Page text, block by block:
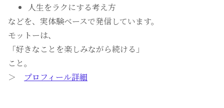
人生をラクにする考え方
などを、実体験ベースで発信しています。
モットーは、
「好きなことを楽しみながら続ける」
こと。
＞ プロフィール詳細